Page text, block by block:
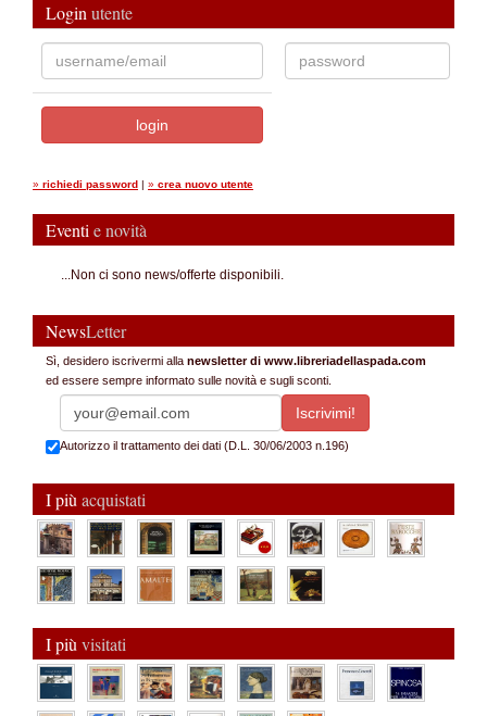
Login utente
» richiedi password | » crea nuovo utente
Eventi e novità
...Non ci sono news/offerte disponibili.
NewsLetter
Sì, desidero iscrivermi alla newsletter di www.libreriadellaspada.com
ed essere sempre informato sulle novità e sugli sconti.
Autorizzo il trattamento dei dati (D.L. 30/06/2003 n.196)
I più acquistati
I più visitati